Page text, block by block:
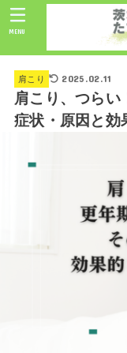
MENU
肩こり 2025.02.11
肩こり、つらい
症状・原因と効